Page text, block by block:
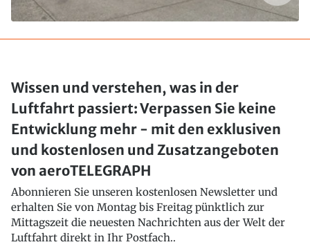
Wissen und verstehen, was in der
Luftfahrt passiert: Verpassen Sie keine
Entwicklung mehr - mit den exklusiven
und kostenlosen und Zusatzangeboten
von aeroTELEGRAPH
Abonnieren Sie unseren kostenlosen Newsletter und
erhalten Sie von Montag bis Freitag pünktlich zur
Mittagszeit die neuesten Nachrichten aus der Welt der
Luftfahrt direkt in Ihr Postfach..